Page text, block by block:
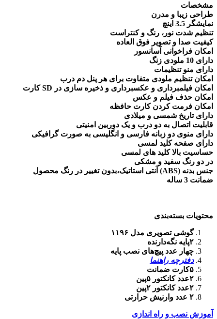
مشخصات
طراحی زیبا و مدرن
نمایشگر 3.5 اینچ
تنظیم شدت نور، رنگ و کنتراست
کیفیت صدا و تصویر فوق العاده
امکان فراخوانی آسانسور
دارای 10 ملودی زنگ
دارای منو تنظیمات
امکان تنظیم ملودی متفاوت برای هر پنل دم درب
امکان فیلمبرداری و عکسبرداری و ذخیره سازی در SD کارت
امکان حذف فیلم و عکس
امکان فرمت کردن کارت حافظه
دارای تاریخ شمسی و میلادی
قابلیت اتصال به دو درب و یک دوربین امنیتی
دارای منوی دو زبانه فارسی و انگلیسی به صورت گرافیکی
دارای صفحه کلید لمسی
حساسیت بالا کلید های لمسی
در دو رنگ سفید و مشکی
جنس بدنه (ABS) آنتی استاتیک،بدون تغییر در رنگ محصول
ضمانت 3 ساله
محتویات بسته‌بندی
گوشی تصویری مدل ۱۱۹۶
۲پایه نگه‌دارنده
چهار عدد پیچ‌های نصب پایه
دفترچه راهنما
۵کارت ضمانت
۲عدد کانکتور ۵پین
۲عدد کانکتور ۲پین
۲ عدد وارنیش حرارتی
آموزش نصب و راه اندازی